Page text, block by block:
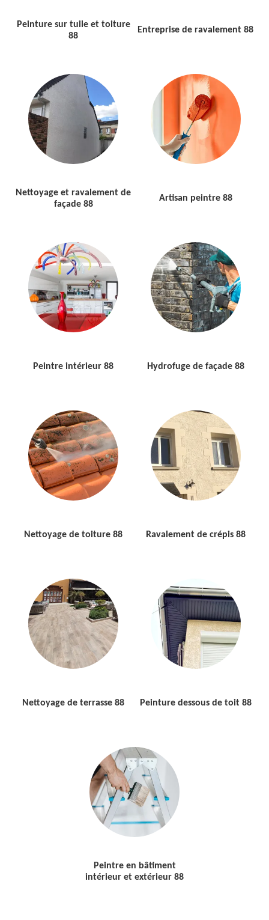
Peinture sur tuile et toiture
88
Entreprise de ravalement 88
Nettoyage et ravalement de
façade 88
Artisan peintre 88
Peintre intérieur 88 Hydrofuge de façade 88
Nettoyage de toiture 88 Ravalement de crépis 88
Nettoyage de terrasse 88 Peinture dessous de toit 88
Peintre en bâtiment
intérieur et extérieur 88